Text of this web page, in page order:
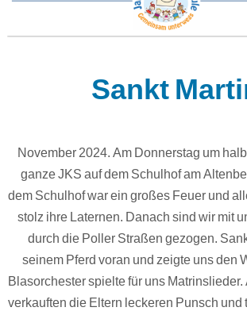
Sankt
November 2024. Am Donnerstag um
ganze JKS auf dem Schulhof am
dem Schulhof war ein großes Feuer und
stolz ihre Laternen. Danach sind wir mit
durch die Poller Straßen gezogen.
seinem Pferd voran und zeigte uns den
Blasorchester spielte für uns
verkauften die Eltern leckeren Punsch und